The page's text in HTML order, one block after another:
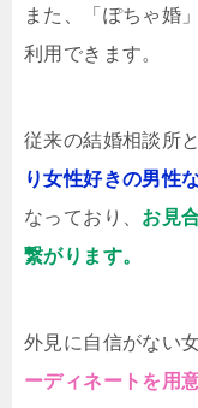
また、「ぽちゃ婚
利用できます。
従来の結婚相談所
り女性好きの男性
なっており、 お見
繋がります。
外見に自信がない
ーディネートを用